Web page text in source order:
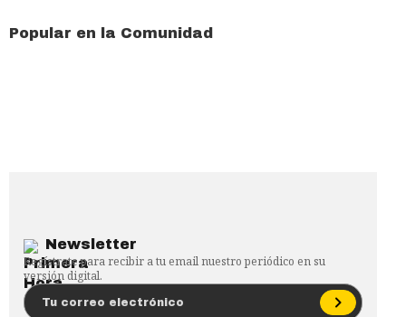
Popular en la Comunidad
Newsletter
Regístrate para recibir a tu email nuestro periódico en su
versión digital.